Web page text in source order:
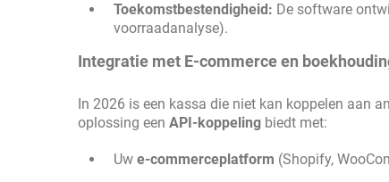
Toekomstbestendigheid: De software
voorraadanalyse).
Integratie met E-commerce en
In 2026 is een kassa die niet kan koppelen aan
oplossing een API-koppeling biedt met:
Uw e-commerceplatform (Shopify,